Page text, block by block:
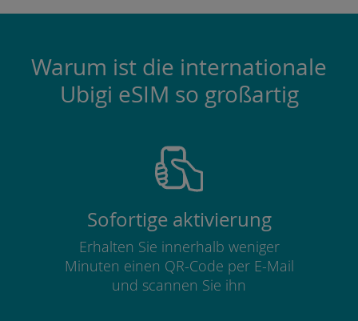
Warum ist die internationale
Ubigi eSIM so großartig
Sofortige aktivierung
Erhalten Sie innerhalb weniger
Minuten einen QR-Code per E-Mail
und scannen Sie ihn